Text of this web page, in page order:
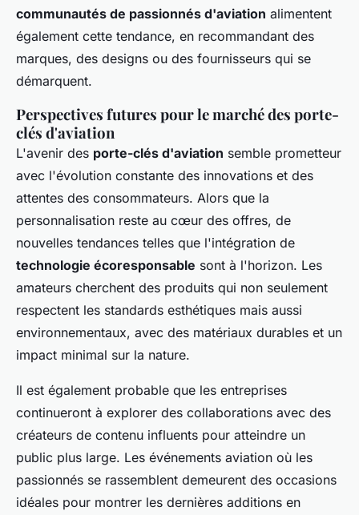
communautés de passionnés d'aviation alimentent
également cette tendance, en recommandant des
marques, des designs ou des fournisseurs qui se
démarquent.
Perspectives futures pour le marché des porte-
clés d'aviation
L'avenir des porte-clés d'aviation semble prometteur
avec l'évolution constante des innovations et des
attentes des consommateurs. Alors que la
personnalisation reste au cœur des offres, de
nouvelles tendances telles que l'intégration de
technologie écoresponsable sont à l'horizon. Les
amateurs cherchent des produits qui non seulement
respectent les standards esthétiques mais aussi
environnementaux, avec des matériaux durables et un
impact minimal sur la nature.
Il est également probable que les entreprises
continueront à explorer des collaborations avec des
créateurs de contenu influents pour atteindre un
public plus large. Les événements aviation où les
passionnés se rassemblent demeurent des occasions
idéales pour montrer les dernières additions en